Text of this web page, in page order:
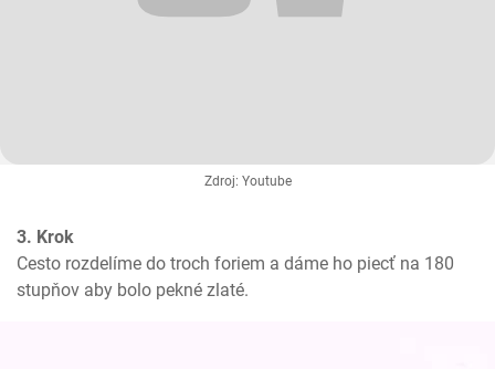
Zdroj: Youtube
3. Krok
Cesto rozdelíme do troch foriem a dáme ho piecť na 180
stupňov aby bolo pekné zlaté.